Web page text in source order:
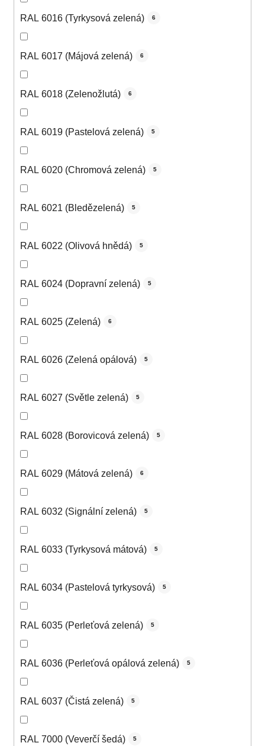
RAL 6016 (Tyrkysová zelená) 6
RAL 6017 (Májová zelená) 6
RAL 6018 (Zelenožlutá) 6
RAL 6019 (Pastelová zelená) 5
RAL 6020 (Chromová zelená) 5
RAL 6021 (Bledězelená) 5
RAL 6022 (Olivová hnědá) 5
RAL 6024 (Dopravní zelená) 5
RAL 6025 (Zelená) 6
RAL 6026 (Zelená opálová) 5
RAL 6027 (Světle zelená) 5
RAL 6028 (Borovicová zelená) 5
RAL 6029 (Mátová zelená) 6
RAL 6032 (Signální zelená) 5
RAL 6033 (Tyrkysová mátová) 5
RAL 6034 (Pastelová tyrkysová) 5
RAL 6035 (Perleťová zelená) 5
RAL 6036 (Perleťová opálová zelená) 5
RAL 6037 (Čistá zelená) 5
RAL 7000 (Veverčí šedá) 5